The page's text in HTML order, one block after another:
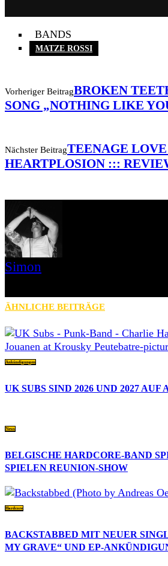
BANDS
MATZE ROSSI
Vorheriger BeitragBROKEN
SONG „NOTHING LIKE
Nächster BeitragTEENAGE LOVE
HEARTPLOSION :::
Simon
ÄHNLICHE BEITRÄGE
Ankündigungen
UK SUBS SIND 2026 UND 2027 AUF
News
BELGISCHE HARDCORE-BAND
SPIELEN REUNION-SHOW
Hardcore
BACKSTABBED MIT NEUER
MY GRAVE“ UND EP-